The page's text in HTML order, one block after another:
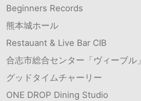
Beginners Records
熊本城ホール
Restauant & Live Bar CIB
合志市総合センター「ヴィーブル」
グッドタイムチャーリー
ONE DROP Dining Studio